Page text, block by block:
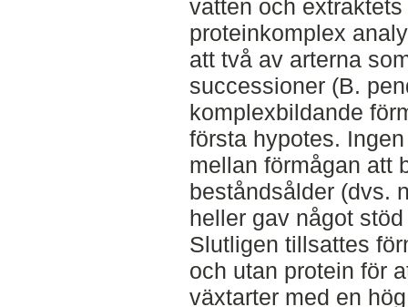
vatten och
proteinkomplex
att två av arterna
successioner (B.
komplexbildande
första hypotes.
mellan förmågan att
beståndsålder (dvs.
heller gav något
Slutligen tillsattes
och utan protein för
växtarter med en